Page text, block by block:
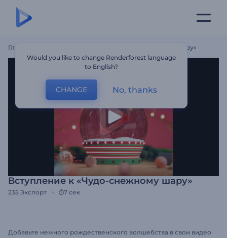
Главная Вступление К «Чудо-Снежному Шару»
Вступление к «Чудо-снежному шару»
235 Экспорт 7 сек
Добавьте немного рождественского волшебства в свои видео
Would you like to change Renderforest language
to English?
CHANGE No, thanks